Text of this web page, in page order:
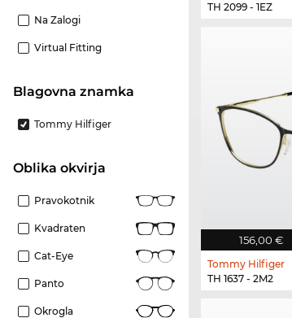
Na Zalogi
Virtual Fitting
Blagovna znamka
Tommy Hilfiger
Oblika okvirja
Pravokotnik
Kvadraten
Cat-Eye
Panto
Okrogla
TH 2099 - 1EZ
156,00 €
Tommy Hilfiger
TH 1637 - 2M2